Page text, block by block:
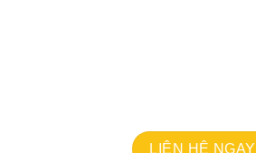
LIÊN HỆ NGAY